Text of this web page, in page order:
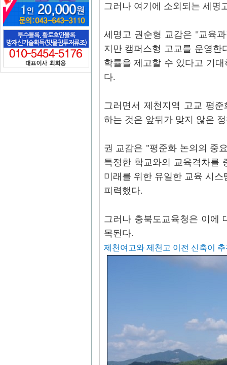
그러나 여기에 소외되는 세명
세명고 권순형 교감은 "교육
지만 캠퍼스형 고교를 운영한
학률을 제고할 수 있다고 기
다.
그러면서 제천지역 고교 평
하는 것은 앞뒤가 맞지 않은
권 교감은 "평준화 논의의 중
특정한 학교와의 교육격차를
미래를 위한 유일한 교육 시
피력했다.
그러나 충북도교육청은 이에
목된다.
제천여고와 제천고 이전 신축이